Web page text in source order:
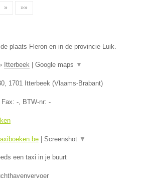
» »»
plaats Fleron en in de provincie Luik.
Itterbeek Google maps ▼
, 1701 Itterbeek (Vlaams-Brabant)
Fax: -, BTW-nr: -
Screenshot ▼
een taxi in je buurt